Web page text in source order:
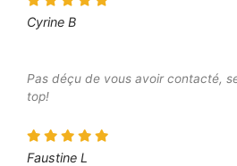
Cyrine B
Pas déçu de vous avoir contacté,
top!
Faustine L